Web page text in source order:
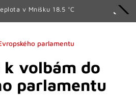
v Mníšku 18.5 °C
parlamentu
volbám do
parlamentu